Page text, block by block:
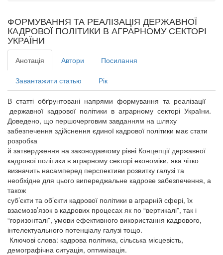
тут
ФОРМУВАННЯ ТА РЕАЛІЗАЦІЯ ДЕРЖАВНОЇ
КАДРОВОЇ ПОЛІТИКИ В АГРАРНОМУ СЕКТОРІ
УКРАЇНИ
Анотація Автори Посилання
Завантажити статью Рік
В статті обґрунтовані напрями формування та реалізації
державної кадрової політики в аграрному секторі України.
Доведено, що першочерговим завданням на шляху
забезпечення здійснення єдиної кадрової політики має стати
розробка
й затвердження на законодавчому рівні Концепції державної
кадрової політики в аграрному секторі економіки, яка чітко
визначить насамперед перспективи розвитку галузі та
необхідне для цього випереджальне кадрове забезпечення, а
також
суб’єкти та об’єкти кадрової політики в аграрній сфері, їх
взаємозв’язок в кадрових процесах як по “вертикалі”, так і
“горизонталі”, умови ефективного використання кадрового,
інтелектуального потенціалу галузі тощо.
Ключові слова: кадрова політика, сільська місцевість,
демографічна ситуація, оптимізація.